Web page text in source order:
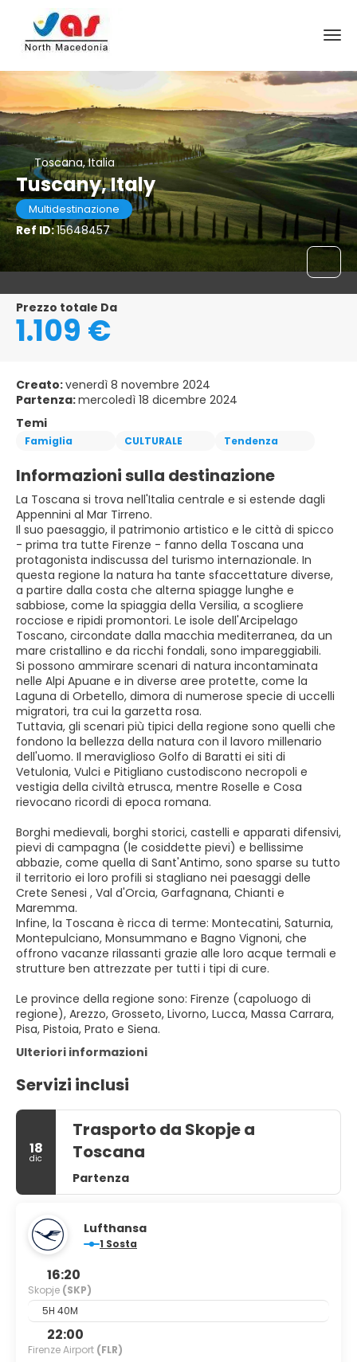
Toscana, Italia
Tuscany, Italy
Multidestinazione
Ref ID:15648457
Prezzo totale Da
1.109 €
Creato:venerdì 8 novembre 2024
Partenza:mercoledì 18 dicembre 2024
Temi
Famiglia CULTURALE Tendenza
Informazioni sulla destinazione
La Toscana si trova nell'Italia centrale e si estende dagli
Appennini al Mar Tirreno.
Il suo paesaggio, il patrimonio artistico e le città di spicco
- prima tra tutte Firenze - fanno della Toscana una
protagonista indiscussa del turismo internazionale. In
questa regione la natura ha tante sfaccettature diverse,
a partire dalla costa che alterna spiagge lunghe e
sabbiose, come la spiaggia della Versilia, a scogliere
rocciose e ripidi promontori. Le isole dell'Arcipelago
Toscano, circondate dalla macchia mediterranea, da un
mare cristallino e da ricchi fondali, sono impareggiabili.
Si possono ammirare scenari di natura incontaminata
nelle Alpi Apuane e in diverse aree protette, come la
Laguna di Orbetello, dimora di numerose specie di uccelli
migratori, tra cui la garzetta rosa.
Tuttavia, gli scenari più tipici della regione sono quelli che
fondono la bellezza della natura con il lavoro millenario
dell'uomo. Il meraviglioso Golfo di Baratti ei siti di
Vetulonia, Vulci e Pitigliano custodiscono necropoli e
vestigia della civiltà etrusca, mentre Roselle e Cosa
rievocano ricordi di epoca romana.
Borghi medievali, borghi storici, castelli e apparati difensivi,
pievi di campagna (le cosiddette pievi) e bellissime
abbazie, come quella di Sant'Antimo, sono sparse su tutto
il territorio ei loro profili si stagliano nei paesaggi delle
Crete Senesi , Val d'Orcia, Garfagnana, Chianti e
Maremma.
Infine, la Toscana è ricca di terme: Montecatini, Saturnia,
Montepulciano, Monsummano e Bagno Vignoni, che
offrono vacanze rilassanti grazie alle loro acque termali e
strutture ben attrezzate per tutti i tipi di cure.
Le province della regione sono: Firenze (capoluogo di
regione), Arezzo, Grosseto, Livorno, Lucca, Massa Carrara,
Pisa, Pistoia, Prato e Siena.
Ulteriori informazioni
Servizi inclusi
18
dic
Trasporto da Skopje a
Toscana
Partenza
Lufthansa
1 Sosta
16:20
Skopje (SKP)
5H 40M
22:00
Firenze Airport (FLR)